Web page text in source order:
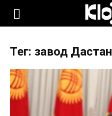
KLOOP.KG
Новости
Тег: завод Дастан